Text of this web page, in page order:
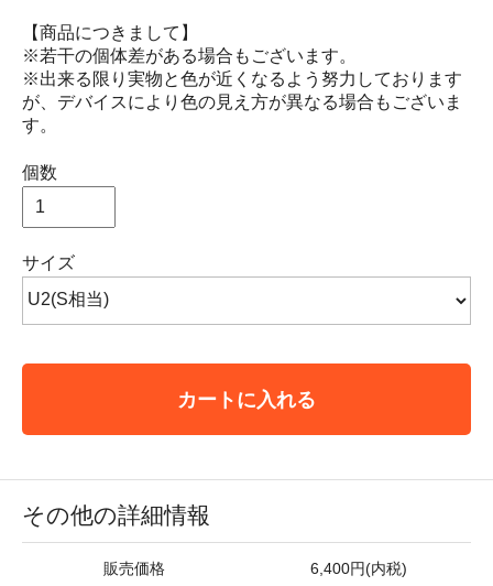
【商品につきまして】
※若干の個体差がある場合もございます。
※出来る限り実物と色が近くなるよう努力しております
が、デバイスにより色の見え方が異なる場合もございま
す。
個数
サイズ
カートに入れる
その他の詳細情報
販売価格 6,400円(内税)